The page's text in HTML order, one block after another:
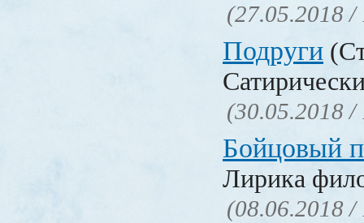
(27.05.2018 /
Подруги
(30.05.2018 /
Бойцовый
Лирика
(08.06.2018 /